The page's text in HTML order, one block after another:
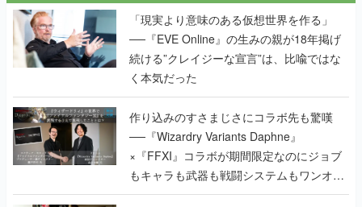
「現実より意味のある仮想世界を作る」
──『EVE Online』の生みの親が18年掲げ
続ける”クレイジーな宣言”は、比喩ではな
く本気だった
作り込みのすさまじさにコラボ先も驚嘆
──『Wizardry Variants Daphne』
×『FFXI』コラボが期間限定なのにジョブ
もキャラも武器も戦闘システムもワンオフ
で作り込まれた理由を両ディレクターに聞